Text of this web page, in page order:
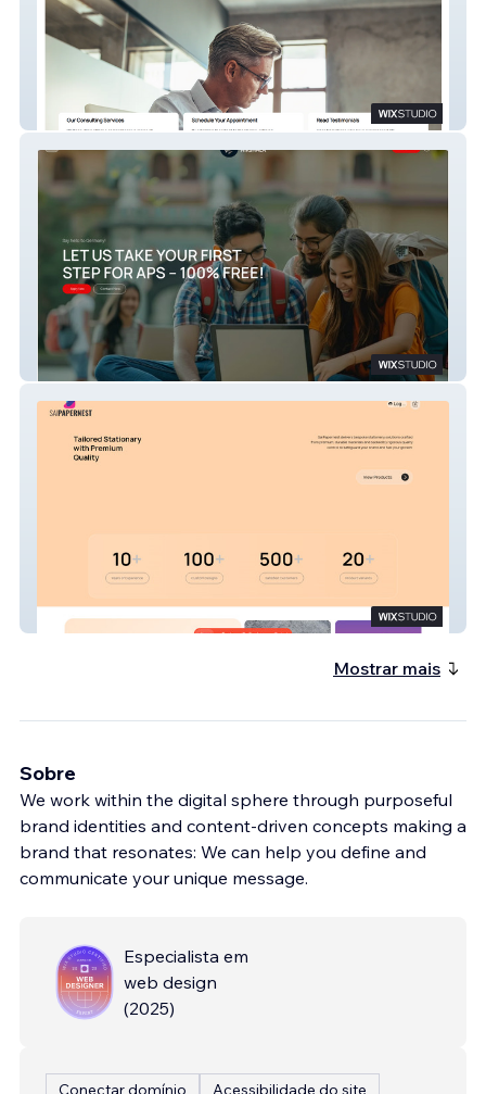
YS Consulting
APS India
Sai Paper Nest
Mostrar mais
Sobre
We work within the digital sphere through purposeful
brand identities and content-driven concepts making a
brand that resonates: We can help you define and
communicate your unique message.
Especialista em
web design
(2025)
Conectar domínio Acessibilidade do site